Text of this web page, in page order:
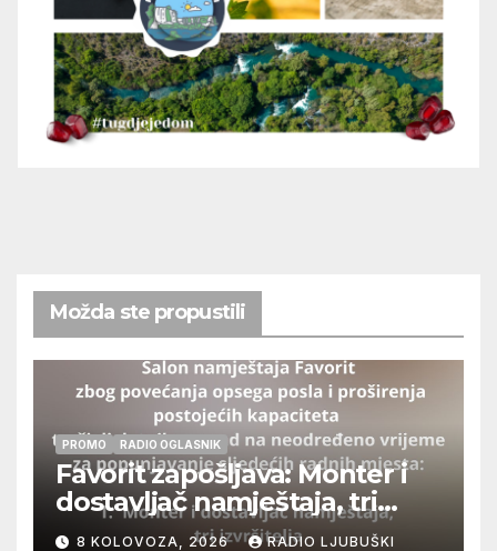
Možda ste propustili
PROMO RADIO OGLASNIK
Favorit zapošljava: Monter i
dostavljač namještaja, tri
izvršitelja
8 KOLOVOZA, 2026 RADIO LJUBUŠKI